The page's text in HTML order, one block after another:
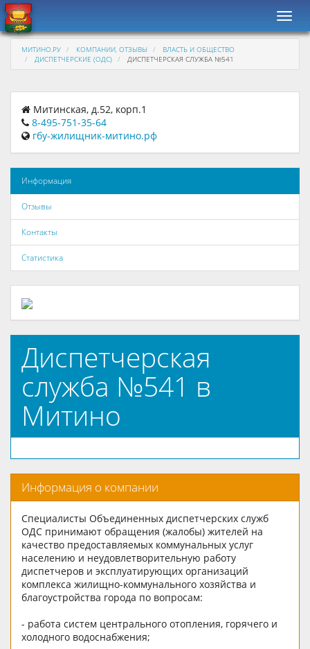
МИТИНО.РУ КОМПАНИИ, ОТЗЫВЫ
ВЛАСТЬ И ОБЩЕСТВО
ДИСПЕТЧЕРСКИЕ (ОДС)
ДИСПЕТЧЕРСКАЯ СЛУЖБА №541
Митинская, д.52, корп.1
8-495-751-35-64
гбу-жилищник-митино.рф
Информация
Отзывы
Контакты
Статистика
Диспетчерская
служба №541 в
Митино
Информация о компании
Специалисты Объединенных диспетчерских служб
ОДС принимают обращения (жалобы) жителей на
качество предоставляемых коммунальных услуг
населению и неудовлетворительную работу
диспетчеров и эксплуатирующих организаций
комплекса жилищно-коммунального хозяйства и
благоустройства города по вопросам:
- работа систем центрального отопления, горячего и
холодного водоснабжения;